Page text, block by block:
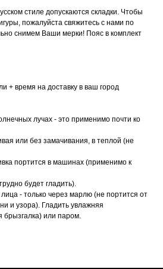
стиле допускаются складки. Чтобы
пожалуйста свяжитесь с нами по
снимем Ваши мерки! Пояс в комплект
+ время на доставку в ваш город
лучах - это применимо почти ко
или без замачивания, в теплой (не
портится в машинах (применимо к
будет гладить).
- только через марлю (не портится от
и узора). Гладить увлажняя
брызгалка) или паром.